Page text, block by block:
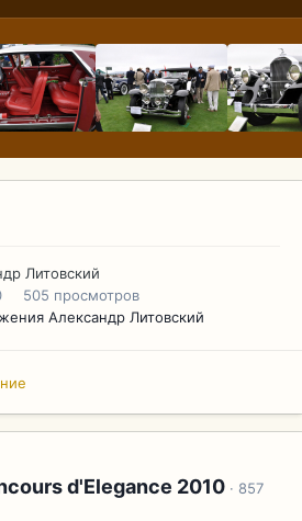
Литовский
505 просмотров
Александр Литовский
d'Elegance 2010 · 857